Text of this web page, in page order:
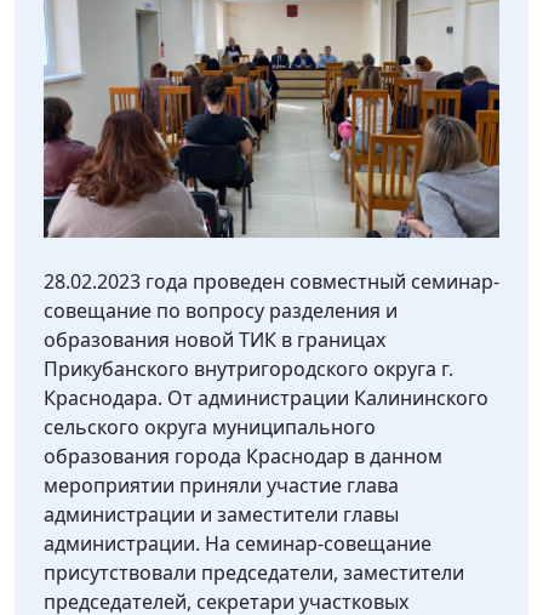
28.02.2023 года проведен совместный семинар-
совещание по вопросу разделения и
образования новой ТИК в границах
Прикубанского внутригородского округа г.
Краснодара. От администрации Калининского
сельского округа муниципального
образования города Краснодар в данном
мероприятии приняли участие глава
администрации и заместители главы
администрации. На семинар-совещание
присутствовали председатели, заместители
председателей, секретари участковых